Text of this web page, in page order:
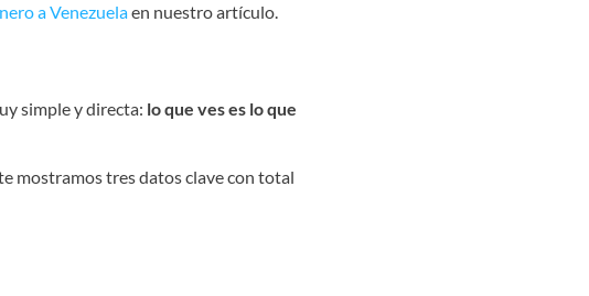
a Venezuelaen nuestro artículo.
simple y directa: lo que ves es lo que
mostramos tres datos clave con total